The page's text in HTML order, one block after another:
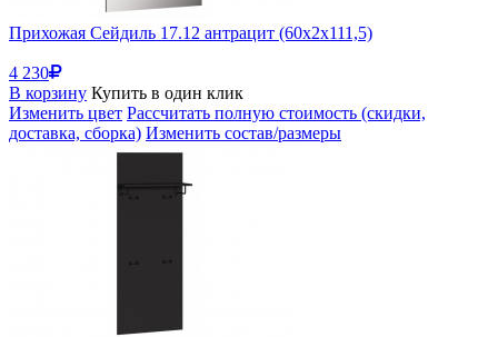
Прихожая Сейдиль 17.12 антрацит (60x2x111,5)
4 230
В корзину Купить в один клик
Изменить цвет Рассчитать полную стоимость (скидки,
доставка, сборка) Изменить состав/размеры